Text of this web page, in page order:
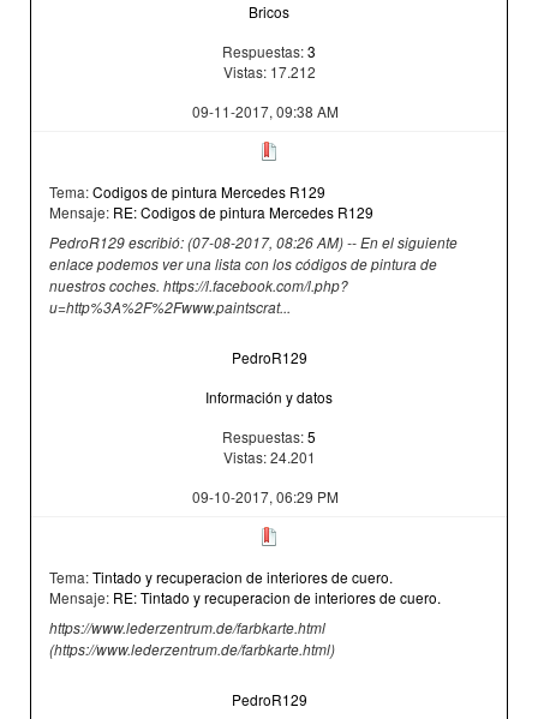
Bricos
Respuestas:3
Vistas: 17.212
09-11-2017, 09:38 AM
Tema:Codigos de pintura Mercedes R129
Mensaje: RE: Codigos de pintura Mercedes R129
PedroR129 escribió: (07-08-2017, 08:26 AM) -- En el siguiente
enlace podemos ver una lista con los códigos de pintura de
nuestros coches. https://l.facebook.com/l.php?
u=http%3A%2F%2Fwww.paintscrat...
PedroR129
Información y datos
Respuestas:5
Vistas: 24.201
09-10-2017, 06:29 PM
Tema:Tintado y recuperacion de interiores de cuero.
Mensaje: RE: Tintado y recuperacion de interiores de cuero.
https://www.lederzentrum.de/farbkarte.html
(https://www.lederzentrum.de/farbkarte.html)
PedroR129